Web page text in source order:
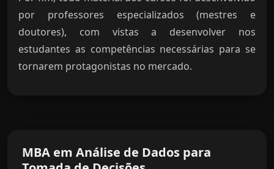
por professores especializados (mestres e
doutores), com vistas a desenvolver nos
estudantes as competências necessárias para se
tornarem protagonistas no mercado.
MBA em Análise de Dados para